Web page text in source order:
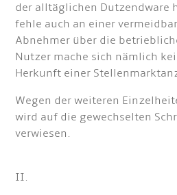
der alltäglichen Dutzendware
fehle auch an einer
Abnehmer über die
Nutzer mache sich nämlich
Herkunft einer
Wegen der weiteren
wird auf die gewechselten
verwiesen.
II.